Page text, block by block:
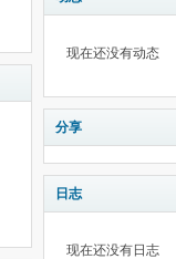
现在还没有动态
分享
日志
现在还没有日志